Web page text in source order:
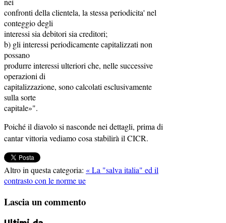
confronti della clientela, la stessa periodicita' nel
conteggio degli
interessi sia debitori sia creditori;
b) gli interessi periodicamente capitalizzati non
possano
produrre interessi ulteriori che, nelle successive
operazioni di
capitalizzazione, sono calcolati esclusivamente
sulla sorte
capitale»".
Poiché il diavolo si nasconde nei dettagli, prima di
cantar vittoria vediamo cosa stabilirà il CICR.
Altro in questa categoria: « La "salva italia" ed il
contrasto con le norme ue
Lascia un commento